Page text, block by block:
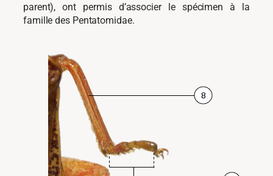
parent), ont permis d’associer le spécimen à la
famille des Pentatomidae.